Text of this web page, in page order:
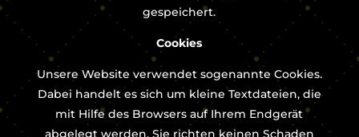
gespeichert.
Cookies
Unsere Website verwendet sogenannte Cookies.
Dabei handelt es sich um kleine Textdateien, die
mit Hilfe des Browsers auf Ihrem Endgerät
abgelegt werden. Sie richten keinen Schaden